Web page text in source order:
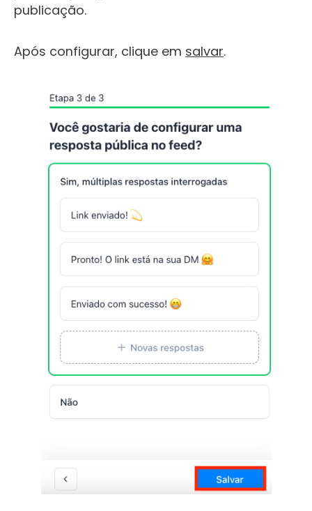
publicação.
Após configurar, clique em salvar.